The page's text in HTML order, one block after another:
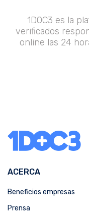
1DOC3 es la
verificados
online las 24
ACERCA
Beneficios empresas
Prensa